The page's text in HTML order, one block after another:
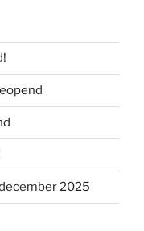
2025